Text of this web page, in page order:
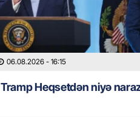
06.08.2026 - 16:15
Tramp Heqsetdən niyə